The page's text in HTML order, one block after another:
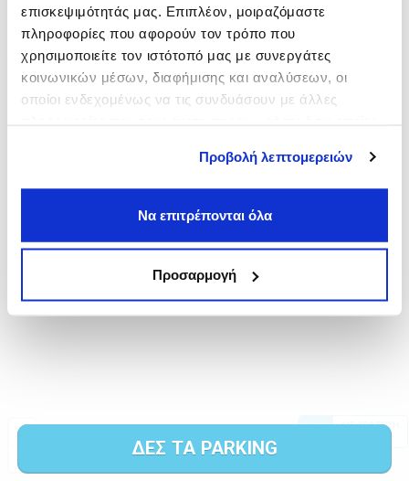
επισκεψιμότητάς μας. Επιπλέον, μοιραζόμαστε
πληροφορίες που αφορούν τον τρόπο που
χρησιμοποιείτε τον ιστότοπό μας με συνεργάτες
κοινωνικών μέσων, διαφήμισης και αναλύσεων, οι
οποίοι ενδεχομένως να τις συνδυάσουν με άλλες
Προβολή λεπτομερειών
Να επιτρέπονται όλα
Προσαρμογή
ΔΕΣ ΤΑ PARKING